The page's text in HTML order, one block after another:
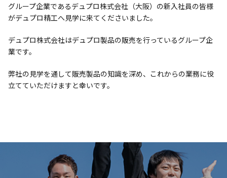
グループ企業であるデュプロ株式会社（大阪）の新入社員の皆様
がデュプロ精工へ見学に来てくださいました。
デュプロ株式会社はデュプロ製品の販売を行っているグループ企
業です。
弊社の見学を通して販売製品の知識を深め、これからの業務に役
立てていただけますと幸いです。